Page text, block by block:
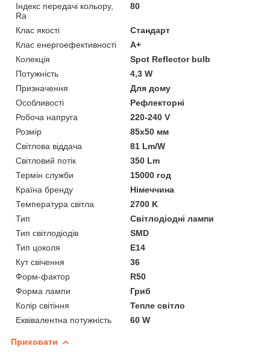
Індекс передачі кольору,
Ra
80
Клас якості
Стандарт
Клас енергоефективності
A+
Колекція
Spot Reflector bulb
Потужність
4,3 W
Призначення
Для дому
Особливості
Рефлекторні
Робоча напруга
220-240 V
Розмір
85х50 мм
Світлова віддача
81 Lm/W
Світловий потік
350 Lm
Термін служби
15000 год
Країна бренду
Німеччина
Температура світла
2700 K
Тип
Світлодіодні лампи
Тип світлодіодів
SMD
Тип цоколя
E14
Кут свічення
36
Форм-фактор
R50
Форма лампи
Гриб
Колір світіння
Тепле світло
Еквівалентна потужність
60 W
Приховати